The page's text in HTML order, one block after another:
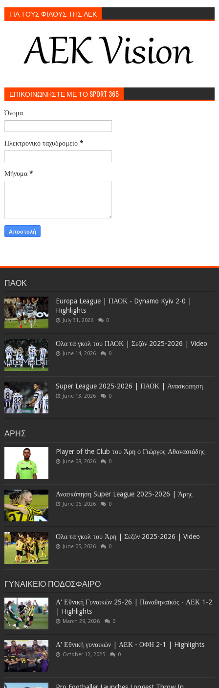
ΓΙΑ ΤΟΥΣ ΦΙΛΟΥΣ ΤΗΣ ΑΕΚ
ΕΠΙΚΟΙΝΩΝΗΣΤΕ ΜΕ ΤΟ SPORT 365
Όνομα
Ηλεκτρονικό ταχυδρομείο *
Μήνυμα *
ΠΑΟΚ
Europa League | ΠΑΟΚ - Dynamo Kyiv 2-0 |
Highlights
July 31, 2026 0
Όλα τα γκολ του ΠΑΟΚ | Σεζόν 2025-2026 | Video
June 14, 2026 0
Super League 2025-2026 | ΠΑΟΚ | Ανασκόπηση
June 13, 2026 0
ΑΡΗΣ
Player of the Club του Άρη ο Γιώργος Αθανασιάδης
June 08, 2026 0
Ανασκόπηση Super League 2025-2026 | Άρης
June 06, 2026 0
Όλα τα γκολ του Άρη | Σεζόν 2025-2026 | Video
June 05, 2026 0
ΓΥΝΑΙΚΕΙΟ ΠΟΔΟΣΦΑΙΡΟ
Α' Εθνική Γυναικών 25-26 | Παναθηναϊκός - ΑΕΚ 1-2
| Highlights
March 29, 2026 0
Α' Εθνική γυναικών | ΑΕΚ - ΟΦΗ 2-1 | Highlights
October 12, 2025 0